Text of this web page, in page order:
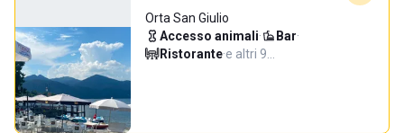
Orta San Giulio
Accesso animali· Bar·
Ristorante·e altri 9…